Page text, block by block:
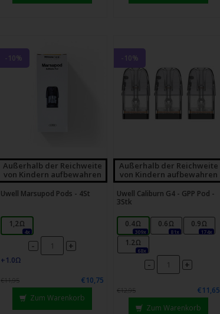
-10%
Außerhalb der Reichweite
von Kindern aufbewahren
Uwell Marsupod Pods - 4St
1,2Ω
4x
- +
€11,95
€10,75
Zum Warenkorb
-10%
Außerhalb der Reichweite
von Kindern aufbewahren
Uwell Caliburn G4 - GPP Pod -
3Stk
0.4Ω
309x
0.6Ω
81x
0.9Ω
174x
1.2Ω
68x
- +
€12,95
€11,65
Zum Warenkorb